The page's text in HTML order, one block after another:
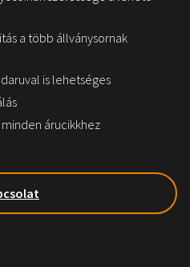
a több állványsornak
is lehetséges
árucikkhez